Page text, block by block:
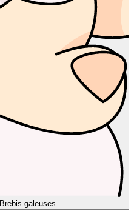
Brebis galeuses